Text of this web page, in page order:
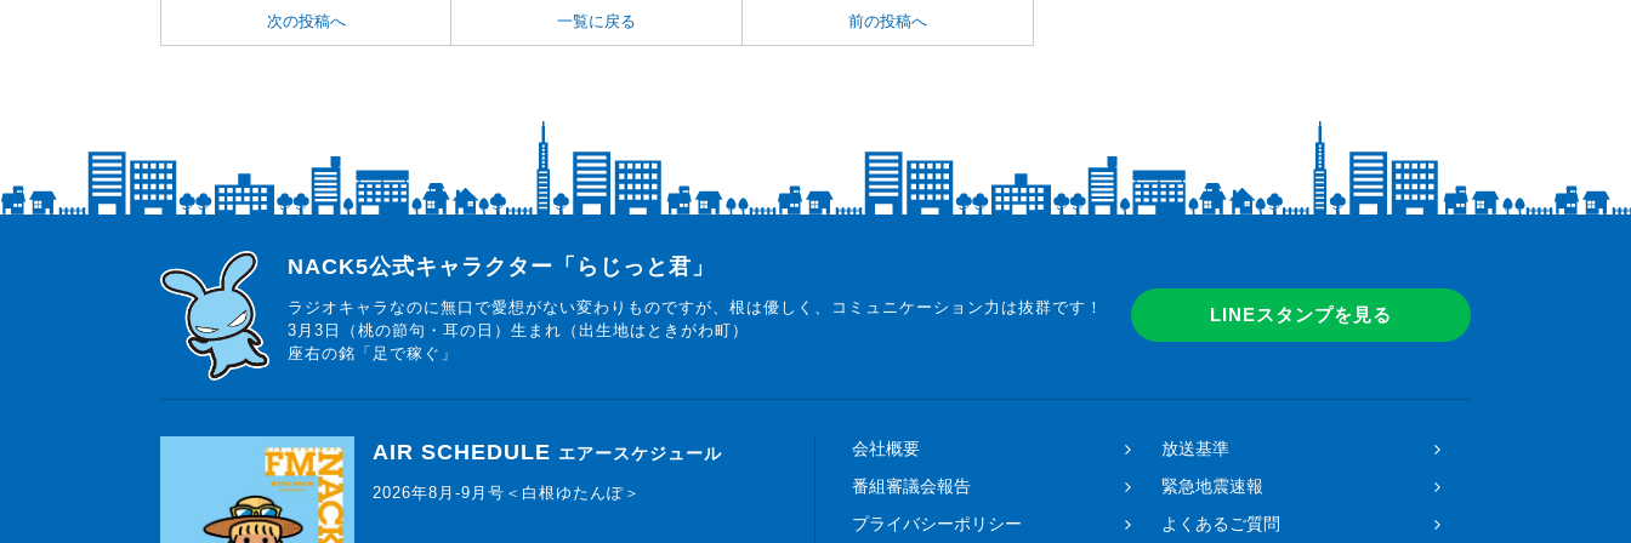
次の投稿へ 一覧に戻る 前の投稿へ
らじっと君
NACK5公式キャラクター「らじっと君」
ラジオキャラなのに無口で愛想がない変わりものですが、根は優しく、コミュニケーション力は抜群です！
3月3日（桃の節句・耳の日）生まれ（出生地はときがわ町）
座右の銘「足で稼ぐ」
LINEスタンプを見る
AIR SCHEDULE エアースケジュール
2026年8月-9月号＜白根ゆたんぽ＞
会社概要
放送基準
番組審議会報告
緊急地震速報
プライバシーポリシー
よくあるご質問